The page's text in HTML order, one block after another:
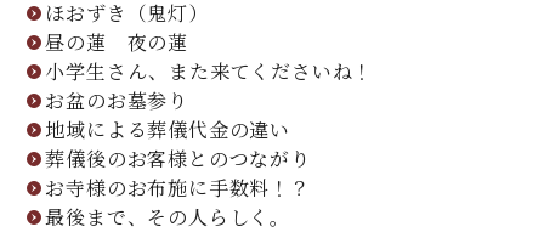
ほおずき（鬼灯）
昼の蓮 夜の蓮
小学生さん、また来てくださいね！
お盆のお墓参り
地域による葬儀代金の違い
葬儀後のお客様とのつながり
お寺様のお布施に手数料！？
最後まで、その人らしく。